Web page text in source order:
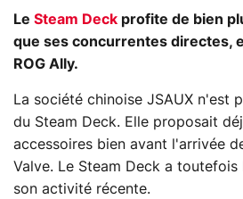
Le Steam Deck profite de bien
que ses concurrentes directes,
ROG Ally.
La société chinoise JSAUX n'est
du Steam Deck. Elle proposait
accessoires bien avant l'arrivée
Valve. Le Steam Deck a toutefois
son activité récente.